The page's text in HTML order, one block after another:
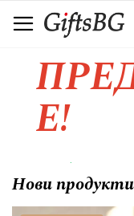
към
съдържанието
Е!
Любовта
жест.....
Нови